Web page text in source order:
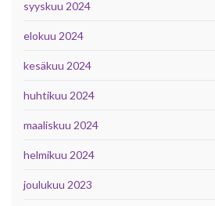
syyskuu 2024
elokuu 2024
kesäkuu 2024
huhtikuu 2024
maaliskuu 2024
helmikuu 2024
joulukuu 2023